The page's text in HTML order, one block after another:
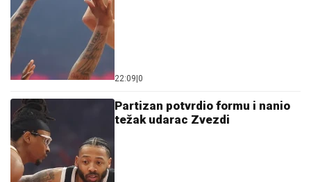
22:09|0
Partizan potvrdio formu i nanio
težak udarac Zvezdi